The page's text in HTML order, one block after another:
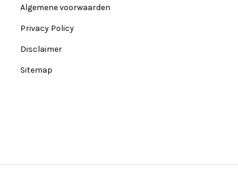
Algemene voorwaarden
Privacy Policy
Disclaimer
Sitemap